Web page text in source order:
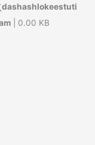
dashashlokeestuti
| 0.00 KB